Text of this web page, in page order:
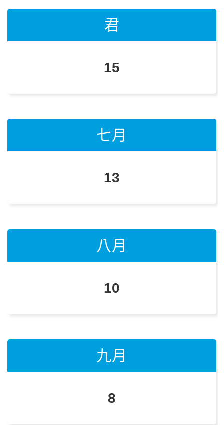
君
15
七月
13
八月
10
九月
8
君
14
七月
12
八月
9
九月
7
君
5
七月
3, 31
八月
28
九月
25